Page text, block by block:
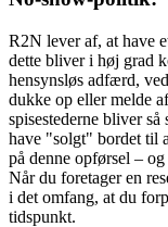
R2N lever af, at have
dette bliver i høj grad
hensynsløs adfærd,
dukke op eller melde
spisestederne bliver
have "solgt" bordet til
på denne opførsel –
Når du foretager en
i det omfang, at du
tidspunkt.